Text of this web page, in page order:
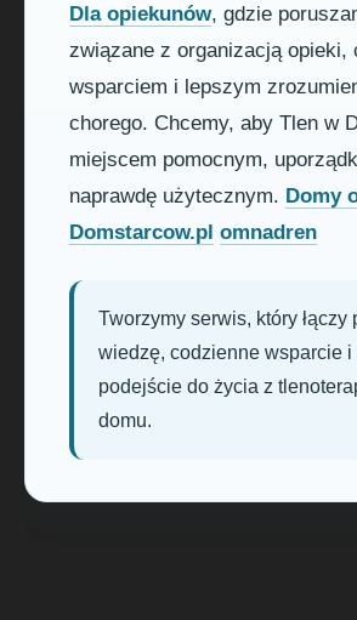
Dla opiekunów, gdzie
związane z organizacją opieki,
wsparciem i lepszym
chorego. Chcemy, aby Tlen w
miejscem pomocnym,
naprawdę użytecznym. Domy
Domstarcow.pl omnadren
Tworzymy serwis, który łączy
wiedzę, codzienne wsparcie
podejście do życia z
domu.